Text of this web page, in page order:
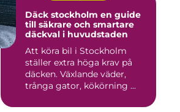
Däck stockholm en guide
till säkrare och smartare
däckval i huvudstaden
Att köra bil i Stockholm
ställer extra höga krav på
däcken. Växlande väder,
trånga gator, kökörning ...